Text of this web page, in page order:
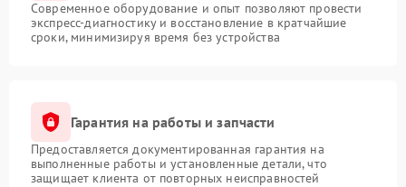
Современное оборудование и опыт позволяют провести
экспресс-диагностику и восстановление в кратчайшие
сроки, минимизируя время без устройства
Гарантия на работы и запчасти
Предоставляется документированная гарантия на
выполненные работы и установленные детали, что
защищает клиента от повторных неисправностей